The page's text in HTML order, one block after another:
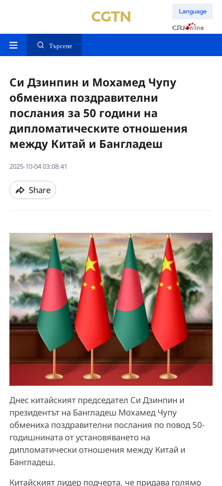
Language
Търсене
Си Дзинпин и Мохамед Чупу
обмениха поздравителни
послания за 50 години на
дипломатическите отношения
между Китай и Бангладеш
2025-10-04 03:08:41
Share
Днес китайският председател Си Дзинпин и
президентът на Бангладеш Мохамед Чупу
обмениха поздравителни послания по повод 50-
годишнината от установяването на
дипломатически отношения между Китай и
Бангладеш.
Китайският лидер подчерта, че придава голямо